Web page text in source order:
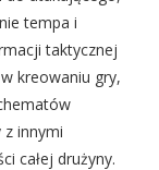
tempa i
taktycznej
kreowaniu gry,
z innymi
całej drużyny.